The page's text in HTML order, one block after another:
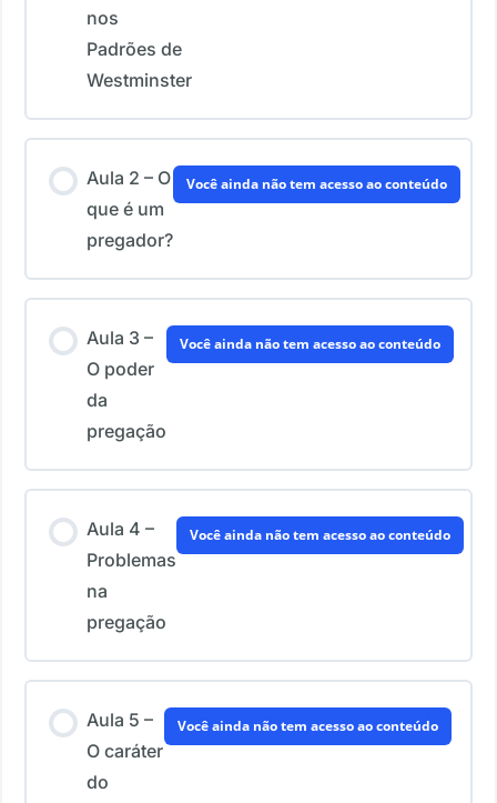
nos
Padrões de
Westminster
Aula 2 – O
que é um
pregador?
Você ainda não tem acesso ao conteúdo
Aula 3 –
O poder
da
pregação
Você ainda não tem acesso ao conteúdo
Aula 4 –
Problemas
na
pregação
Você ainda não tem acesso ao conteúdo
Aula 5 –
O caráter
do
Você ainda não tem acesso ao conteúdo